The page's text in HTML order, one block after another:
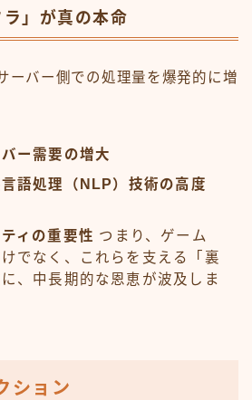
ラ」が真の本命
ーバー側での処理量を爆発的に増
ー需要の増大
語処理（NLP）技術の高度
ィの重要性 つまり、ゲーム
でなく、これらを支える「裏
、中長期的な恩恵が波及しま
ション